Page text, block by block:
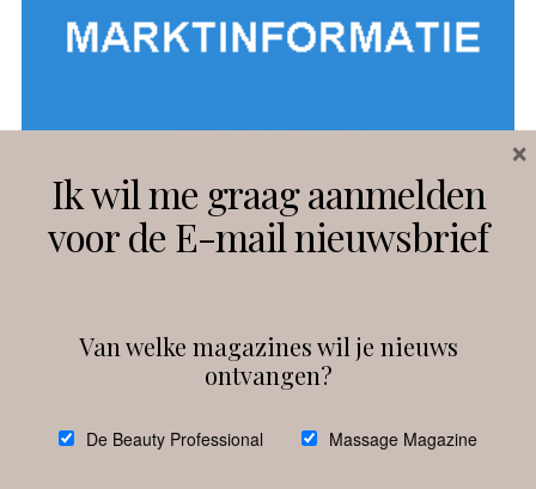
Ik wil me graag aanmelden
voor de E-mail nieuwsbrief
Van welke magazines wil je nieuws
ontvangen?
De Beauty Professional Massage Magazine
×